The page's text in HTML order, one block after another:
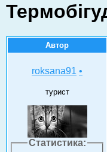
Автор
roksana91 •
турист
Статистика: